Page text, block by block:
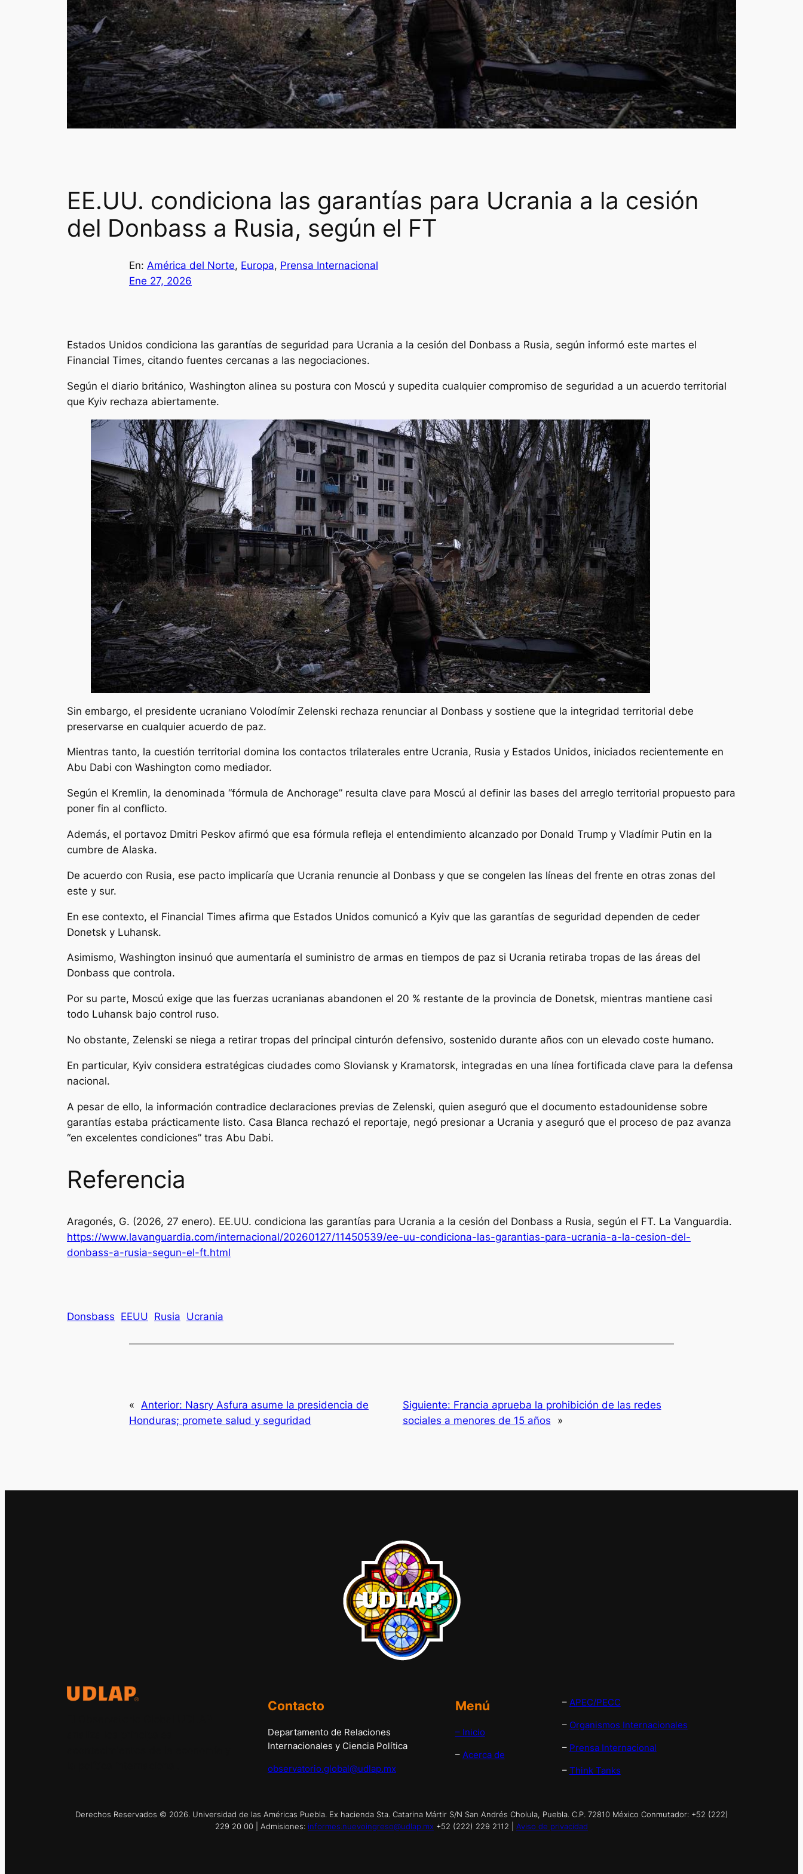
EE.UU. condiciona las garantías para Ucrania a la cesión
del Donbass a Rusia, según el FT
En: América del Norte, Europa, Prensa Internacional
Ene 27, 2026
Estados Unidos condiciona las garantías de seguridad para Ucrania a la cesión del Donbass a Rusia, según informó este martes el
Financial Times, citando fuentes cercanas a las negociaciones.
Según el diario británico, Washington alinea su postura con Moscú y supedita cualquier compromiso de seguridad a un acuerdo territorial
que Kyiv rechaza abiertamente.
Sin embargo, el presidente ucraniano Volodímir Zelenski rechaza renunciar al Donbass y sostiene que la integridad territorial debe
preservarse en cualquier acuerdo de paz.
Mientras tanto, la cuestión territorial domina los contactos trilaterales entre Ucrania, Rusia y Estados Unidos, iniciados recientemente en
Abu Dabi con Washington como mediador.
Según el Kremlin, la denominada “fórmula de Anchorage” resulta clave para Moscú al definir las bases del arreglo territorial propuesto para
poner fin al conflicto.
Además, el portavoz Dmitri Peskov afirmó que esa fórmula refleja el entendimiento alcanzado por Donald Trump y Vladímir Putin en la
cumbre de Alaska.
De acuerdo con Rusia, ese pacto implicaría que Ucrania renuncie al Donbass y que se congelen las líneas del frente en otras zonas del
este y sur.
En ese contexto, el Financial Times afirma que Estados Unidos comunicó a Kyiv que las garantías de seguridad dependen de ceder
Donetsk y Luhansk.
Asimismo, Washington insinuó que aumentaría el suministro de armas en tiempos de paz si Ucrania retiraba tropas de las áreas del
Donbass que controla.
Por su parte, Moscú exige que las fuerzas ucranianas abandonen el 20 % restante de la provincia de Donetsk, mientras mantiene casi
todo Luhansk bajo control ruso.
No obstante, Zelenski se niega a retirar tropas del principal cinturón defensivo, sostenido durante años con un elevado coste humano.
En particular, Kyiv considera estratégicas ciudades como Sloviansk y Kramatorsk, integradas en una línea fortificada clave para la defensa
nacional.
A pesar de ello, la información contradice declaraciones previas de Zelenski, quien aseguró que el documento estadounidense sobre
garantías estaba prácticamente listo. Casa Blanca rechazó el reportaje, negó presionar a Ucrania y aseguró que el proceso de paz avanza
“en excelentes condiciones” tras Abu Dabi.
Referencia
Aragonés, G. (2026, 27 enero). EE.UU. condiciona las garantías para Ucrania a la cesión del Donbass a Rusia, según el FT. La Vanguardia.
https://www.lavanguardia.com/internacional/20260127/11450539/ee-uu-condiciona-las-garantias-para-ucrania-a-la-cesion-del-
donbass-a-rusia-segun-el-ft.html
Donsbass EEUU Rusia Ucrania
« Anterior: Nasry Asfura asume la presidencia de
Honduras; promete salud y seguridad
Siguiente: Francia aprueba la prohibición de las redes
sociales a menores de 15 años
»
Contacto
Departamento de Relaciones
Internacionales y Ciencia Política
observatorio.global@udlap.mx
Menú
– Inicio
– Acerca de
– APEC/PECC
– Organismos Internacionales
– Prensa Internacional
– Think Tanks
Derechos Reservados © 2026. Universidad de las Américas Puebla. Ex hacienda Sta. Catarina Mártir S/N San Andrés Cholula, Puebla. C.P. 72810 México Conmutador: +52 (222)
229 20 00 | Admisiones: informes.nuevoingreso@udlap.mx +52 (222) 229 2112 | Aviso de privacidad